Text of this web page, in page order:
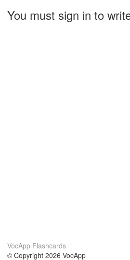
You must sign in to
VocApp Flashcards
© Copyright 2026 VocApp